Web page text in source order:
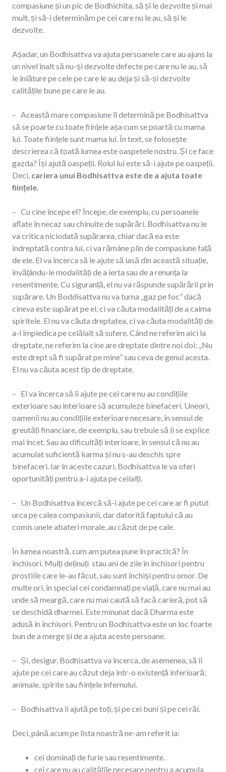
compasiune și un pic de Bodhichita, să și le dezvolte și mai
mult, și să-i determinăm pe cei care nu le au, să și le
dezvolte.
Așadar, un Bodhisattva va ajuta persoanele care au ajuns la
un nivel înalt să nu-și dezvolte defecte pe care nu le au, să
le înlăture pe cele pe care le au deja și să-și dezvolte
calitățile bune pe care le au.
– Această mare compasiune îl determină pe Bodhisattva
să se poarte cu toate ființele așa cum se poartă cu mama
lui. Toate ființele sunt mama lui. În text, se folosește
descrierea că toată lumea este oaspetele nostru. Și ce face
gazda? Își ajută oaspeții. Rolul lui este să-i ajute pe oaspeții.
Deci, cariera unui Bodhisattva este de a ajuta toate
ființele.
– Cu cine începe el? Începe, de exemplu, cu persoanele
aflate în necaz sau chinuite de supărări. Bodhisattva nu le
va critica niciodată supărarea, chiar dacă ea este
îndreptată contra lui, ci va rămâne plin de compasiune față
de ele. El va încerca să le ajute să iasă din această situație,
învățându-le modalități de a ierta sau de a renunța la
resentimente. Cu siguranță, el nu va răspunde supărării prin
supărare. Un Boddisattva nu va turna „gaz pe foc” dacă
cineva este supărat pe el, ci va căuta modalități de a calma
spiritele. El nu va căuta dreptatea, ci va căuta modalități de
a-l împiedica pe celălalt să sufere. Când ne referim aici la
dreptate, ne referim la cine are dreptate dintre noi doi: „Nu
este drept să fi supărat pe mine” sau ceva de genul acesta.
El nu va căuta acest tip de dreptate.
– El va încerca să îi ajute pe cei care nu au condițiile
exterioare sau interioare să acumuleze binefaceri. Uneori,
oamenii nu au condițiile exterioare necesare, în sensul de
greutăți financiare, de exemplu, sau trebuie să li se explice
mai încet. Sau au dificultăți interioare, în sensul că nu au
acumulat suficientă karma și nu s-au deschis spre
binefaceri. Iar în aceste cazuri, Bodhisattva le va oferi
oportunități pentru a-i ajuta pe ceilalți.
– Un Bodhisattva încercă să-i ajute pe cei care ar fi putut
urca pe calea compasiunii, dar datorită faptului că au
comis unele abateri morale, au căzut de pe cale.
În lumea noastră, cum am putea pune în practică? În
închisori. Mulți deținuți stau ani de zile în închisori pentru
prostiile care le-au făcut, sau sunt închiși pentru omor. De
multe ori, în special cei condamnați pe viață, care nu mai au
unde să meargă, care nu mai caută să facă carieră, pot să
se deschidă dharmei. Este minunat dacă Dharma este
adusă în închisori. Pentru un Bodhisattva este un loc foarte
bun de a merge și de a ajuta aceste persoane.
– Și, desigur, Bodhisattva va încerca, de asemenea, să îi
ajute pe cei care au căzut deja într-o existență inferioară:
animale, spirite sau ființele infernului.
– Bodhisattva îi ajută pe toți, și pe cei buni și pe cei răi.
Deci, până acum pe lista noastră ne-am referit la:
cei dominați de furie sau resentimente.
cei care nu au calitățile necesare pentru a acumula